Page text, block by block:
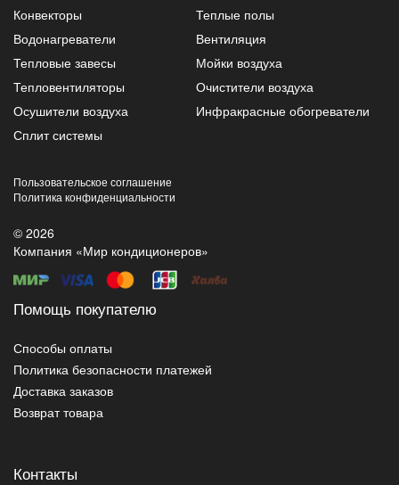
Конвекторы
Теплые полы
Водонагреватели
Вентиляция
Тепловые завесы
Мойки воздуха
Тепловентиляторы
Очистители воздуха
Осушители воздуха
Инфракрасные обогреватели
Сплит системы
Пользовательское соглашение
Политика конфиденциальности
© 2026
Компания «Мир кондиционеров»
Помощь покупателю
Способы оплаты
Политика безопасности платежей
Доставка заказов
Возврат товара
Контакты